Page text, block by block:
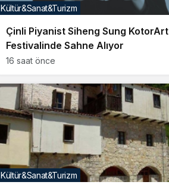
Çinli Piyanist Siheng Sung KotorArt
Festivalinde Sahne Alıyor
16 saat önce
Kültür&Sanat&Turizm
Kültür&Sanat&Turizm